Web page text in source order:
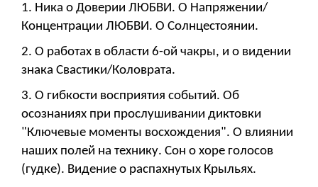
1. Ника о Доверии ЛЮБВИ. О Напряжении/
Концентрации ЛЮБВИ. О Солнцестоянии.
2. О работах в области 6-ой чакры, и о видении
знака Свастики/Коловрата.
3. О гибкости восприятия событий. Об
осознаниях при прослушивании диктовки
"Ключевые моменты восхождения". О влиянии
наших полей на технику. Сон о хоре голосов
(гудке). Видение о распахнутых Крыльях.